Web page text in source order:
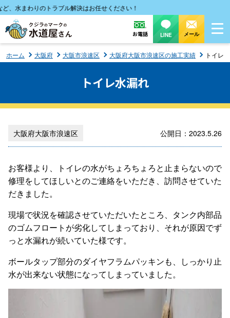
、水まわりのトラブル解決はお任せください！
お電話 LINE メール
ホーム 大阪府 大阪市浪速区 大阪府大阪市浪速区の施工実績 トイレ
トイレ水漏れ
大阪府大阪市浪速区 公開日：2023.5.26
お客様より、トイレの水がちょろちょろと止まらないので
修理をしてほしいとのご連絡をいただき、訪問させていた
だきました。
現場で状況を確認させていただいたところ、タンク内部品
のゴムフロートが劣化してしまっており、それが原因でず
っと水漏れが続いていた様です。
ボールタップ部分のダイヤフラムパッキンも、しっかり止
水が出来ない状態になってしまっていました。